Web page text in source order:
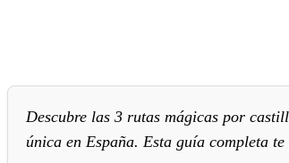
Descubre las 3 rutas mágicas por
única en España. Esta guía completa